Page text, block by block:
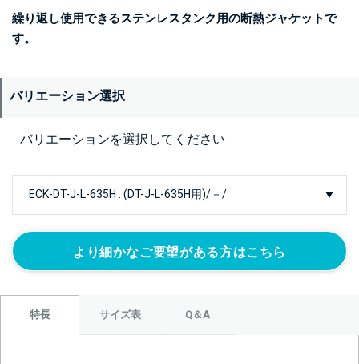
繰り返し使用できるステンレスタンク用の断熱ジャケットで
す。
バリエーション選択
バリエーションを選択してください
より細かなご要望がある方はこちら
特長 サイズ表 Q＆A